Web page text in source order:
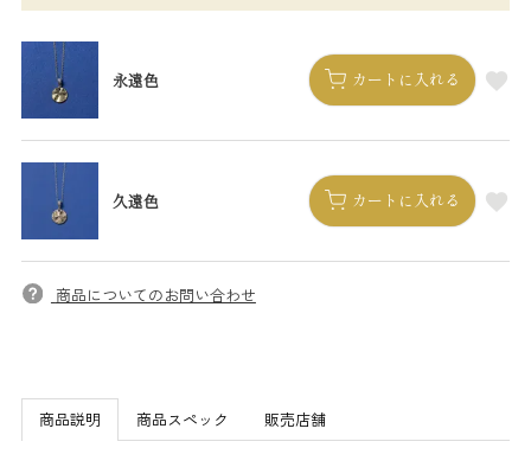
永遠色 カートに入れる
久遠色 カートに入れる
商品についてのお問い合わせ
商品説明 商品スペック 販売店舗